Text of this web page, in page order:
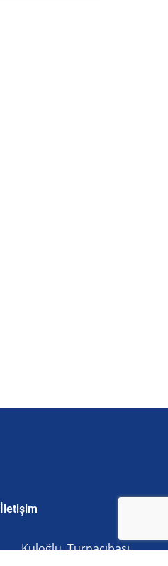
İletişim
Kuloğlu, Turnacıbaşı